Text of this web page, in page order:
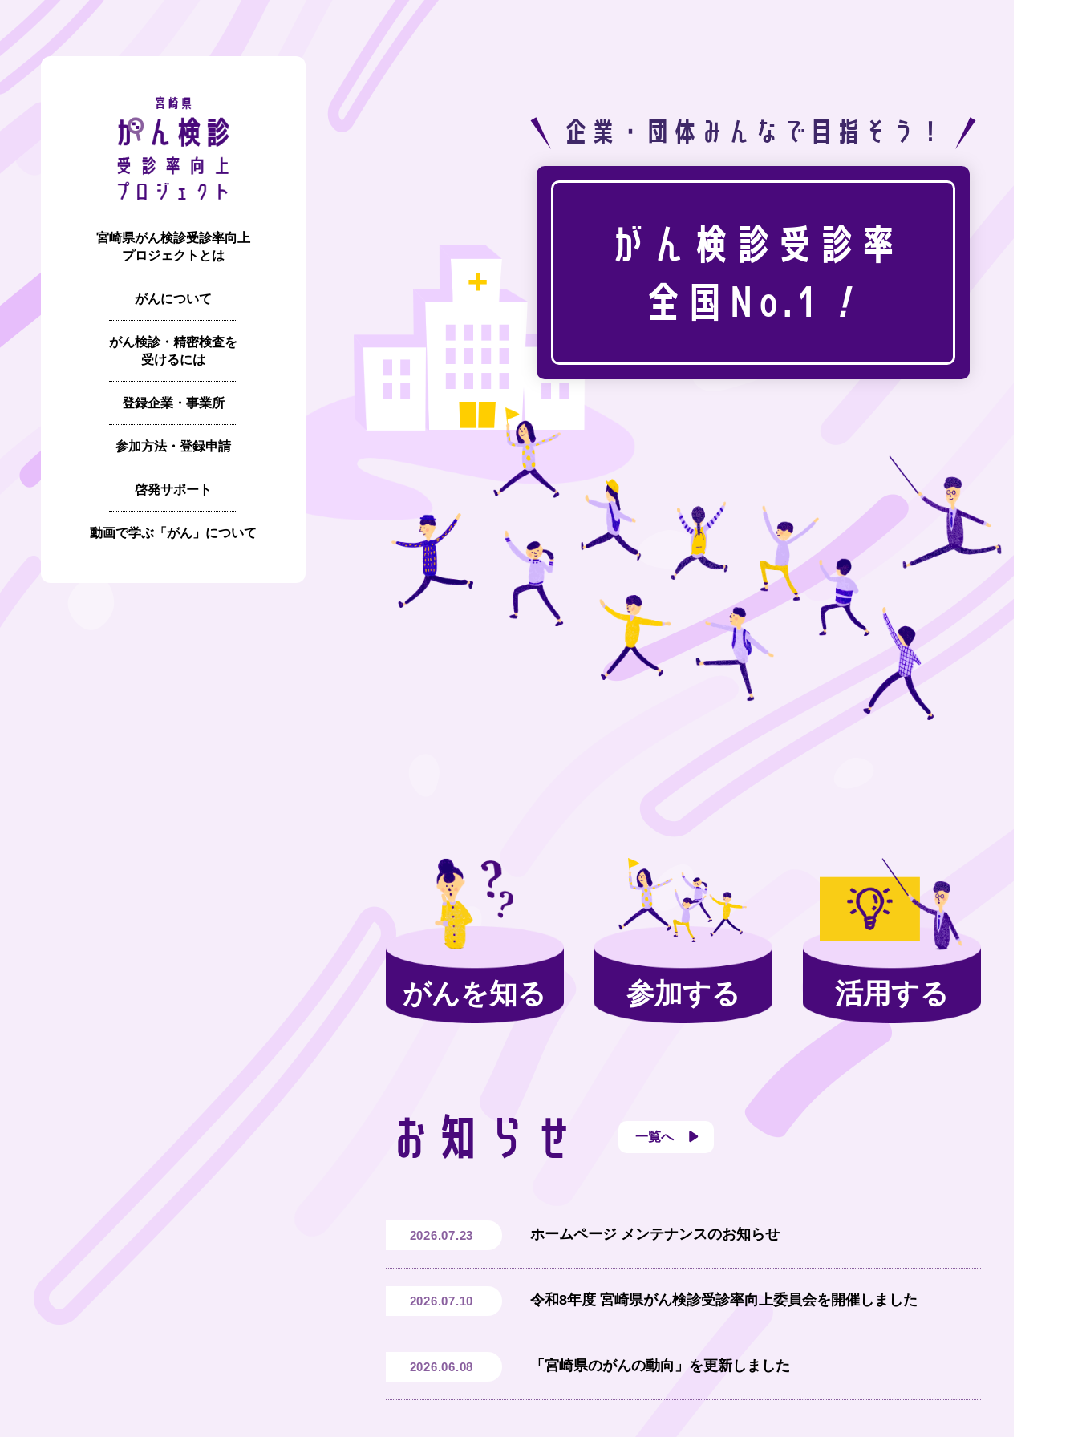
宮崎県がん検診受診率向上
プロジェクトとは
がんについて
がん検診・精密検査を
受けるには
登録企業・事業所
参加方法・登録申請
啓発サポート
動画で学ぶ「がん」について
企業・団体みんなで目指そう！
がん検診受診率
全国No.1 ！
がんを知る 参加する 活用する
お知らせ 一覧へ
2026.07.23 ホームページ メンテナンスのお知らせ
2026.07.10 令和8年度 宮崎県がん検診受診率向上委員会を開催しました
2026.06.08 「宮崎県のがんの動向」を更新しました